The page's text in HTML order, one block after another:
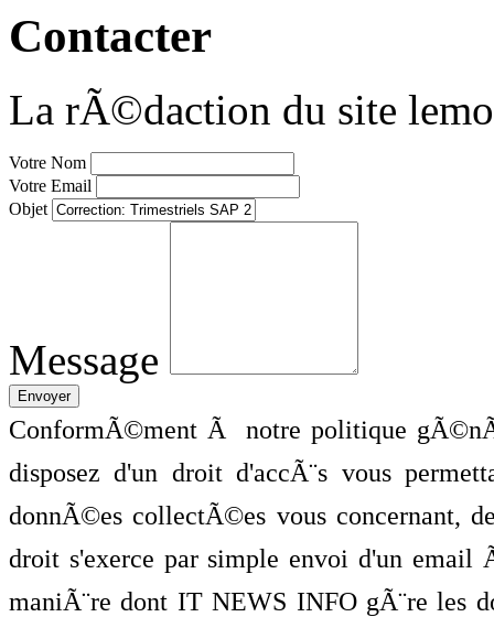
Contacter
La rÃ©daction du site
Votre Nom
Votre Email
Objet
Message
ConformÃ©ment Ã notre politique
disposez d'un droit d'accÃ¨s vous
donnÃ©es collectÃ©es vous concernant,
droit s'exerce par simple envoi d'un
maniÃ¨re dont IT NEWS INFO gÃ¨re les